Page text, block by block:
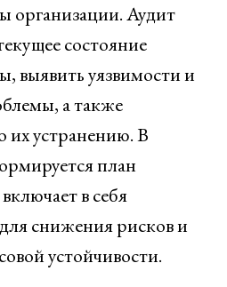
организации. Аудит
состояние
выявить уязвимости и
а также
их устранению. В
план
в себя
снижения рисков и
устойчивости.